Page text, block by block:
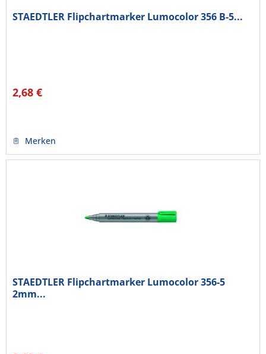
STAEDTLER Flipchartmarker Lumocolor 356 B-5...
2,68 €
Merken
STAEDTLER Flipchartmarker Lumocolor 356-5
2mm...